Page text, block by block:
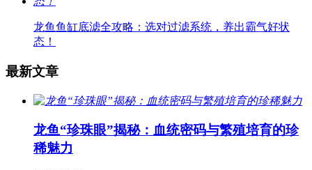
龙鱼鱼缸底滤全攻略：选对过滤系统，养出霸气好状
态！
最新文章
龙鱼“珍珠眼”揭秘：血统密码与繁殖培育的珍
稀魅力